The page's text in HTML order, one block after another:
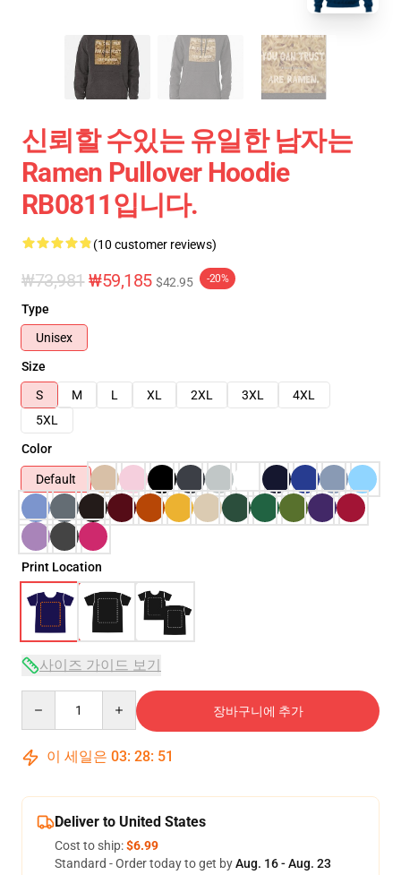
신뢰할 수있는 유일한 남자는
Ramen Pullover Hoodie
RB0811입니다.
(10 customer reviews)
₩73,981 ₩59,185 $42.95 -20%
Type
Unisex
Size
S
M L XL 2XL 3XL
4XL
5XL
Color
Default
Print Location
사이즈 가이드 보기
장바구니에 추가
이 세일은 03: 28: 50
Deliver to United States
Cost to ship:$6.99
Standard - Order today to get byAug. 16 - Aug. 23